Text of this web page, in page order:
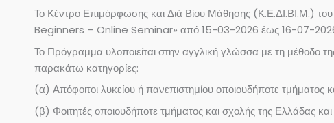
Το Κέντρο Επιμόρφωσης και Διά Βίου Μάθησης (Κ.Ε.ΔΙ.ΒΙ.Μ.)
Beginners – Online Seminar» από 15-03-2026 έως 16-07-
Το Πρόγραμμα υλοποιείται στην αγγλική γλώσσα με τη μέθοδο
παρακάτω κατηγορίες:
(α) Απόφοιτοι λυκείου ή πανεπιστημίου οποιουδήποτε τμήματος
(β) Φοιτητές οποιουδήποτε τμήματος και σχολής της Ελλάδας